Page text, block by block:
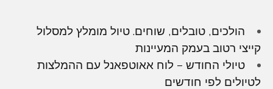
הולכים, טובלים, שוחים. טיול מומלץ למסלול
קייצי רטוב בעמק המעיינות
טיולי החודש – לוח אאוטפאנל עם ההמלצות
לטיולים לפי חודשים